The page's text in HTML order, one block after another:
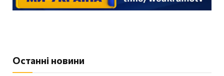
Останні новини